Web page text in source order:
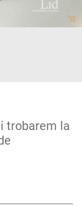
trobarem la